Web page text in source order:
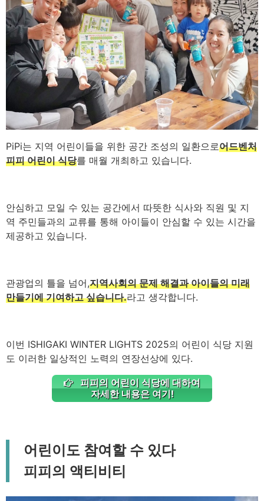
PiPi는 지역 어린이들을 위한 공간 조성의 일환으로어드벤처
피피 어린이 식당를 매월 개최하고 있습니다.
안심하고 모일 수 있는 공간에서 따뜻한 식사와 직원 및 지
역 주민들과의 교류를 통해 아이들이 안심할 수 있는 시간을
제공하고 있습니다.
관광업의 틀을 넘어,지역사회의 문제 해결과 아이들의 미래
만들기에 기여하고 싶습니다.라고 생각합니다.
이번 ISHIGAKI WINTER LIGHTS 2025의 어린이 식당 지원
도 이러한 일상적인 노력의 연장선상에 있다.
피피의 어린이 식당에 대하여
자세한 내용은 여기!
어린이도 참여할 수 있다
피피의 액티비티